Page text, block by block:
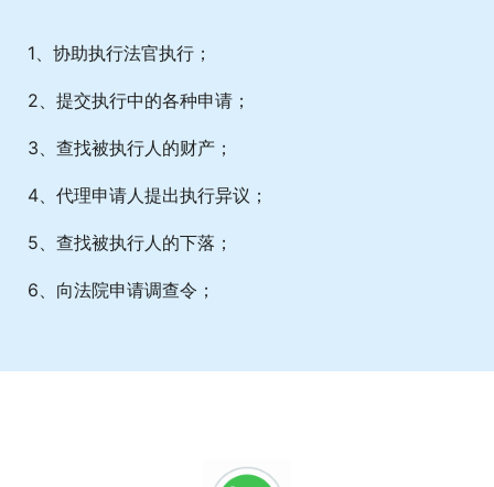
1、协助执行法官执行；
2、提交执行中的各种申请；
3、查找被执行人的财产；
4、代理申请人提出执行异议；
5、查找被执行人的下落；
6、向法院申请调查令；